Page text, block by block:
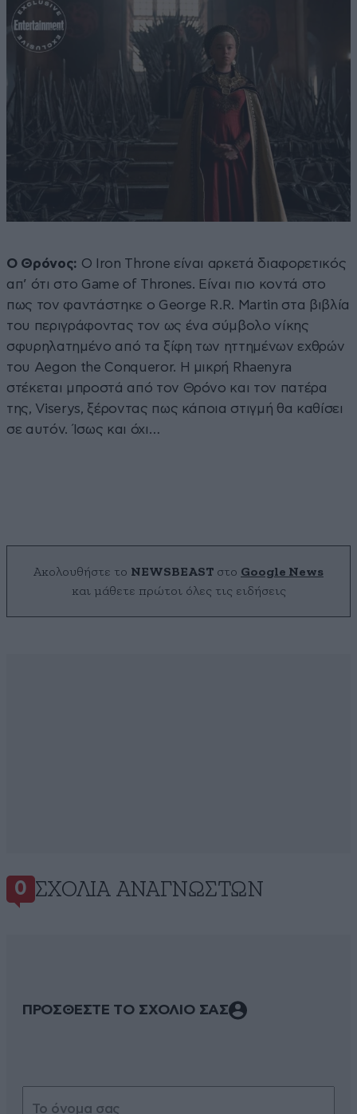
Ο Θρόνος: Ο Iron Throne είναι αρκετά διαφορετικός
απ’ ότι στο Game of Thrones. Είναι πιο κοντά στο
πως τον φαντάστηκε ο George R.R. Martin στα βιβλία
του περιγράφοντας τον ως ένα σύμβολο νίκης
σφυρηλατημένο από τα ξίφη των ηττημένων εχθρών
του Aegon the Conqueror. Η μικρή Rhaenyra
στέκεται μπροστά από τον Θρόνο και τον πατέρα
της, Viserys, ξέροντας πως κάποια στιγμή θα καθίσει
σε αυτόν. Ίσως και όχι…
Ακολουθήστε το NEWSBEAST στο Google News
και μάθετε πρώτοι όλες τις ειδήσεις
0 ΣΧΌΛΙΑ ΑΝΑΓΝΩΣΤΏΝ
ΠΡΟΣΘΕΣΤΕ ΤΟ ΣΧΟΛΙΟ ΣΑΣ